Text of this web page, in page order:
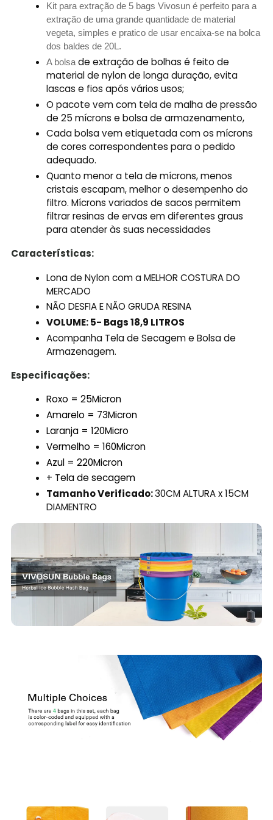
Kit para extração de 5 bags Vivosun é perfeito para a
extração de uma grande quantidade de material
vegeta, simples e pratico de usar encaixa-se na bolca
dos baldes de 20L.
A bolsade extração de bolhas é feito de
material de nylon de longa duração, evita
lascas e fios após vários usos;
O pacote vem com tela de malha de pressão
de 25 mícrons e bolsa de armazenamento,
Cada bolsa vem etiquetada com os mícrons
de cores correspondentes para o pedido
adequado.
Quanto menor a tela de mícrons, menos
cristais escapam, melhor o desempenho do
filtro. Mícrons variados de sacos permitem
filtrar resinas de ervas em diferentes graus
para atender às suas necessidades
Características:
Lona de Nylon com a MELHOR COSTURA DO
MERCADO
NÃO DESFIA E NÃO GRUDA RESINA
VOLUME: 5- Bags 18,9 LITROS
Acompanha Tela de Secagem e Bolsa de
Armazenagem.
Especificações:
Roxo = 25Micron
Amarelo = 73Micron
Laranja = 120Micro
Vermelho = 160Micron
Azul = 220Micron
+ Tela de secagem
Tamanho Verificado:30CM ALTURA x 15CM
DIAMENTRO